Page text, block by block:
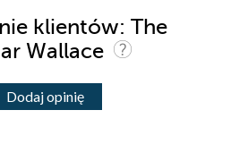
klientów: The
Wallace
Dodaj opinię